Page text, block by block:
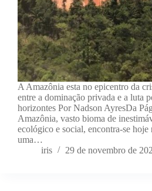
A Amazônia esta no epicentro da
entre a dominação privada e a luta
horizontes Por Nadson AyresDa
Amazônia, vasto bioma de
ecológico e social, encontra-se hoje
uma…
iris
29 de novembro de